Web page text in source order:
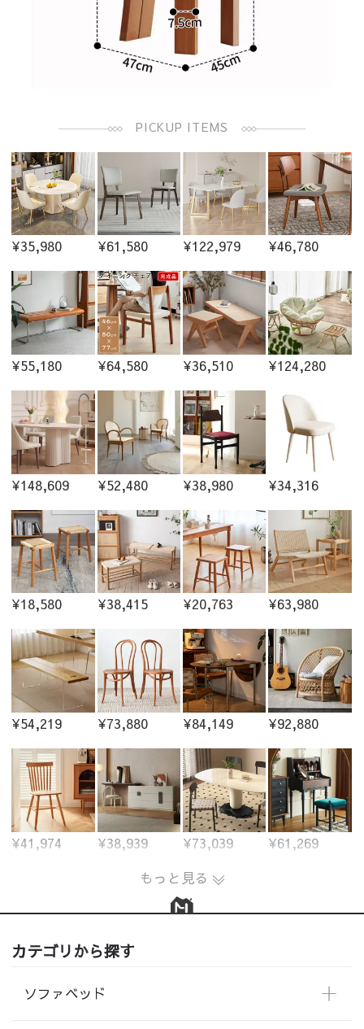
PICKUP ITEMS
¥35,980 ¥61,580 ¥122,979 ¥46,780
¥55,180 ¥64,580 ¥36,510 ¥124,280
¥148,609 ¥52,480 ¥38,980 ¥34,316
¥18,580 ¥38,415 ¥20,763 ¥63,980
¥54,219 ¥73,880 ¥84,149 ¥92,880
¥41,974 ¥38,939 ¥73,039
¥61,269
もっと見る
カテゴリから探す
ソファベッド